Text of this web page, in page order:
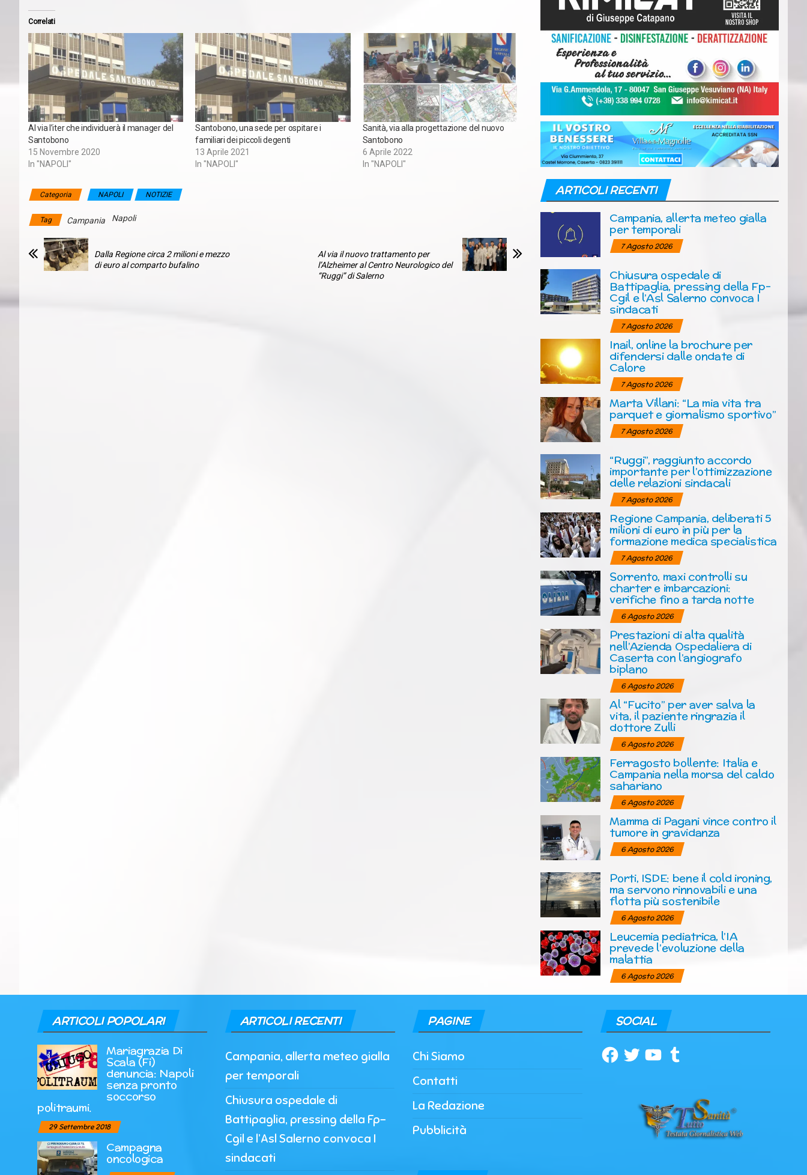
Correlati
Al via l’iter che individuerà il manager del
Santobono
15 Novembre 2020
In "NAPOLI"
Santobono, una sede per ospitare i
familiari dei piccoli degenti
13 Aprile 2021
In "NAPOLI"
Sanità, via alla progettazione del nuovo
Santobono
6 Aprile 2022
In "NAPOLI"
Categoria NAPOLI NOTIZIE
Tag Campania Napoli
Dalla Regione circa 2 milioni e mezzo
di euro al comparto bufalino
Al via il nuovo trattamento per
l’Alzheimer al Centro Neurologico del
“Ruggi” di Salerno
ARTICOLI RECENTI
Campania, allerta meteo gialla
per temporali
7 Agosto 2026
Chiusura ospedale di
Battipaglia, pressing della Fp-
Cgil e l’Asl Salerno convoca I
sindacati
7 Agosto 2026
Inail, online la brochure per
difendersi dalle ondate di
Calore
7 Agosto 2026
Marta Villani: “La mia vita tra
parquet e giornalismo sportivo”
7 Agosto 2026
“Ruggi”, raggiunto accordo
importante per l’ottimizzazione
delle relazioni sindacali
7 Agosto 2026
Regione Campania, deliberati 5
milioni di euro in più per la
formazione medica specialistica
7 Agosto 2026
Sorrento, maxi controlli su
charter e imbarcazioni:
verifiche fino a tarda notte
6 Agosto 2026
Prestazioni di alta qualità
nell’Azienda Ospedaliera di
Caserta con l’angiografo
biplano
6 Agosto 2026
Al “Fucito” per aver salva la
vita, il paziente ringrazia il
dottore Zulli
6 Agosto 2026
Ferragosto bollente: Italia e
Campania nella morsa del caldo
sahariano
6 Agosto 2026
Mamma di Pagani vince contro il
tumore in gravidanza
6 Agosto 2026
Porti, ISDE: bene il cold ironing,
ma servono rinnovabili e una
flotta più sostenibile
6 Agosto 2026
Leucemia pediatrica, l’IA
prevede l’evoluzione della
malattia
6 Agosto 2026
ARTICOLI POPOLARI
Mariagrazia Di
Scala (Fi)
denuncia: Napoli
senza pronto
soccorso
politraumi.
29 Settembre 2018
Campagna
oncologica
ARTICOLI RECENTI
Campania, allerta meteo gialla
per temporali
Chiusura ospedale di
Battipaglia, pressing della Fp-
Cgil e l’Asl Salerno convoca I
sindacati
PAGINE
Chi Siamo
Contatti
La Redazione
Pubblicità
SOCIAL
Facebook
TwitterYouTubeTumblr